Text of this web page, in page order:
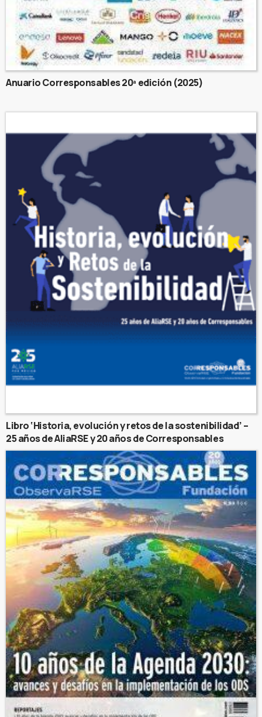
Anuario Corresponsables 20ª edición (2025)
Libro ‘Historia, evolución y retos de la sostenibilidad’ –
25 años de AliaRSE y 20 años de Corresponsables